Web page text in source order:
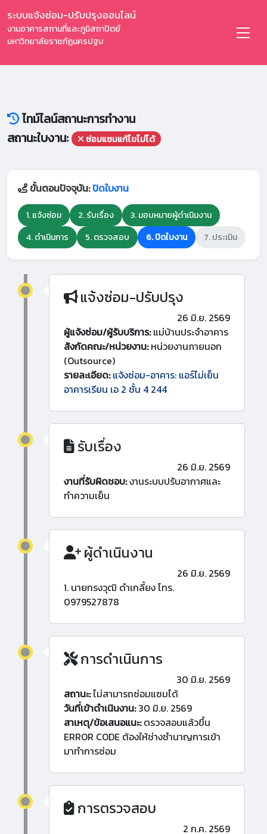
ระบบแจ้งซ่อม-ปรับปรุงออนไลน์
งานอาคารสถานที่และภูมิสถาปัตย์
มหาวิทยาลัยราชภัฏนครปฐม
ไทม์ไลน์สถานะการทำงาน
สถานะใบงาน:
ซ่อมแซมแก้ไขไม่ได้
ขั้นตอนปัจจุบัน:ปิดใบงาน
1. แจ้งซ่อม 2. รับเรื่อง
3. มอบหมายผู้ดำเนินงาน
4. ดำเนินการ
5. ตรวจสอบ 6. ปิดใบงาน 7. ประเมิน
แจ้งซ่อม-ปรับปรุง
26 มิ.ย. 2569
ผู้แจ้งซ่อม/ผู้รับบริการ:แม่บ้านประจำอาคาร
สังกัดคณะ/หน่วยงาน:หน่วยงานภายนอก
(Outsource)
รายละเอียด: แจ้งซ่อม-อาคาร: แอร์ไม่เย็น
อาคารเรียน เอ 2 ชั้น 4 244
รับเรื่อง
26 มิ.ย. 2569
งานที่รับผิดชอบ:งานระบบปรับอากาศและ
ทำความเย็น
ผู้ดำเนินงาน
26 มิ.ย. 2569
1. นายทรงวุฒิ ดำเกลี้ยง โทร.
0979527878
การดำเนินการ
30 มิ.ย. 2569
สถานะ:ไม่สามารถซ่อมแซมได้
วันที่เข้าดำเนินงาน:30 มิ.ย. 2569
สาเหตุ/ข้อเสนอแนะ:ตรวจสอบแล้วขึ้น
ERROR CODE ต้องให้ช่างชำนาญการเข้า
มาทำการซ่อม
การตรวจสอบ
2 ก.ค. 2569